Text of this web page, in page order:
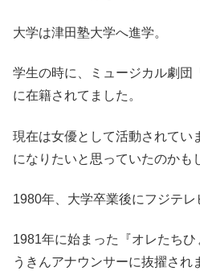
大学は津田塾大学へ進学。
学生の時に、ミュージカル劇団
に在籍されてました。
現在は女優として活動されてい
になりたいと思っていたのかも
1980年、大学卒業後にフジテレ
1981年に始まった『オレたちひ
うきんアナウンサーに抜擢され